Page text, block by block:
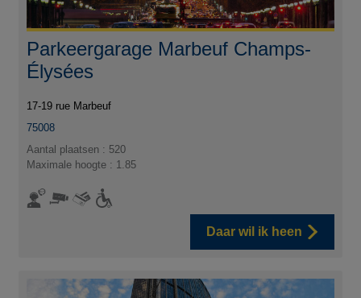
Parkeergarage Marbeuf Champs-
Élysées
17-19 rue Marbeuf
75008
Aantal plaatsen : 520
Maximale hoogte : 1.85
Daar wil ik heen